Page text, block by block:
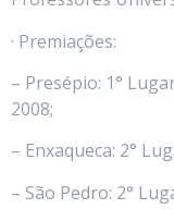
· Premiações:
– Presépio: 1°
2008;
– Enxaqueca: 2°
– São Pedro: 2°